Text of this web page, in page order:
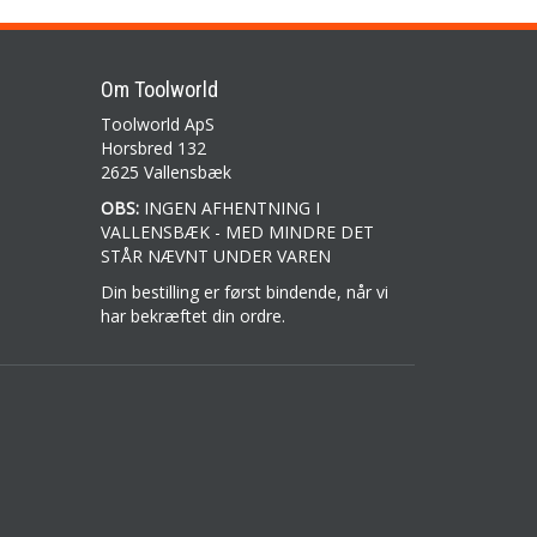
Om Toolworld
Toolworld ApS
Horsbred 132
2625 Vallensbæk
OBS:INGEN AFHENTNING I
VALLENSBÆK - MED MINDRE DET
STÅR NÆVNT UNDER VAREN
Din bestilling er først bindende, når vi
har bekræftet din ordre.